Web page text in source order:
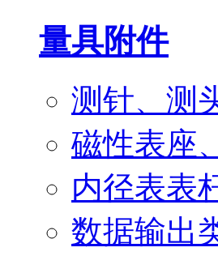
量具附件
测针、测
磁性表座
内径表表
数据输出